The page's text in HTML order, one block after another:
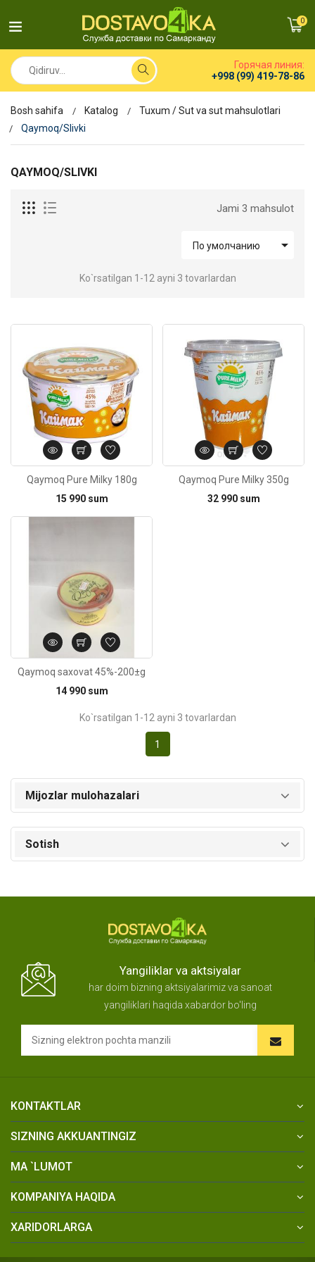
0
Горячая линия:
+998 (99) 419-78-86
Bosh sahifa Katalog
Tuxum / Sut va sut mahsulotlari
Qaymoq/Slivki
QAYMOQ/SLIVKI
Jami 3 mahsulot
По умолчанию 
Ko`rsatilgan 1-12 ayni 3 tovarlardan
Qaymoq Pure Milky 180g
15 990 sum
Qaymoq Pure Milky 350g
32 990 sum
Qaymoq saxovat 45%-200±g
14 990 sum
Ko`rsatilgan 1-12 ayni 3 tovarlardan
1
Mijozlar mulohazalari
Sotish
Yangiliklar va aktsiyalar
har doim bizning aktsiyalarimiz va sanoat
yangiliklari haqida xabardor bo'ling
KONTAKTLAR
SIZNING AKKUANTINGIZ
MA `LUMOT
KOMPANIYA HAQIDA
XARIDORLARGA